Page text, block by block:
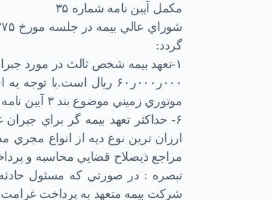
مكمل آيين نامه شماره ۳۵
گردد:
۱-تعهد بيمه شخص ثالث در مورد جبران غرامت هر نفر در هر حادثه براي يك ديه كامل حداكثر معادل
۰۰۰ر۰۰۰ر۶۰ ريال
موتوري زميني موضوع بند ۳ آيين نامه شماره ۳۵ بشرح پيوست اصلاح مي شود.
۶- حداكثر تعهد بيمه گر براي
ارزان ترين نوع ديه از انواع مجري
مراجع ذيصلاح قضايي محاسبه و
تبصره : در صورتي كه مسئول
شركت بيمه متعهد به پرداخت غرامت